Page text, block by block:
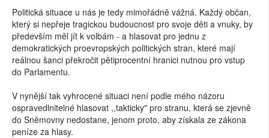
Politická situace u nás je tedy mimořádně vážná. Každý občan,
který si nepřeje tragickou budoucnost pro svoje děti a vnuky, by
především měl jít k volbám - a hlasovat pro jednu z
demokratických proevropských politických stran, které mají
reálnou šanci překročit pětiprocentní hranici nutnou pro vstup
do Parlamentu.
V nynější tak vyhrocené situaci není podle mého názoru
ospravedlnitelné hlasovat ,,takticky" pro stranu, která se zjevně
do Sněmovny nedostane, jenom proto, aby získala ze zákona
peníze za hlasy.